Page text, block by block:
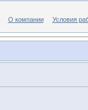
О компании Условия